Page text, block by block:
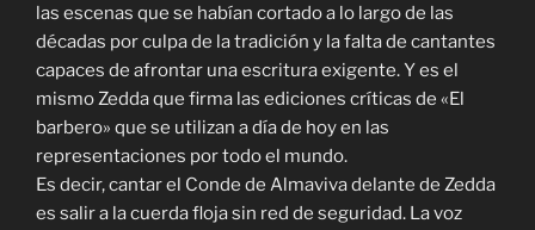
las escenas que se habían cortado a lo largo de las
décadas por culpa de la tradición y la falta de cantantes
capaces de afrontar una escritura exigente. Y es el
mismo Zedda que firma las ediciones críticas de «El
barbero» que se utilizan a día de hoy en las
representaciones por todo el mundo.
Es decir, cantar el Conde de Almaviva delante de Zedda
es salir a la cuerda floja sin red de seguridad. La voz